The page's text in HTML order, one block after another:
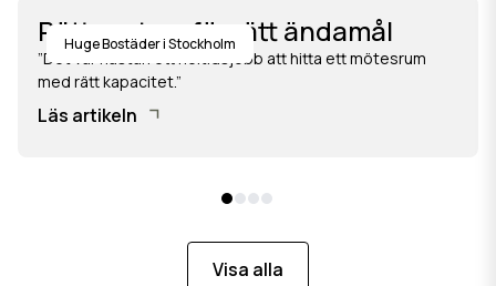
Huge Bostäder i Stockholm
Rätt system för rätt ändamål
”Det var nästan ett heltidsjobb att hitta ett mötesrum
med rätt kapacitet.”
Läs artikeln
Visa alla